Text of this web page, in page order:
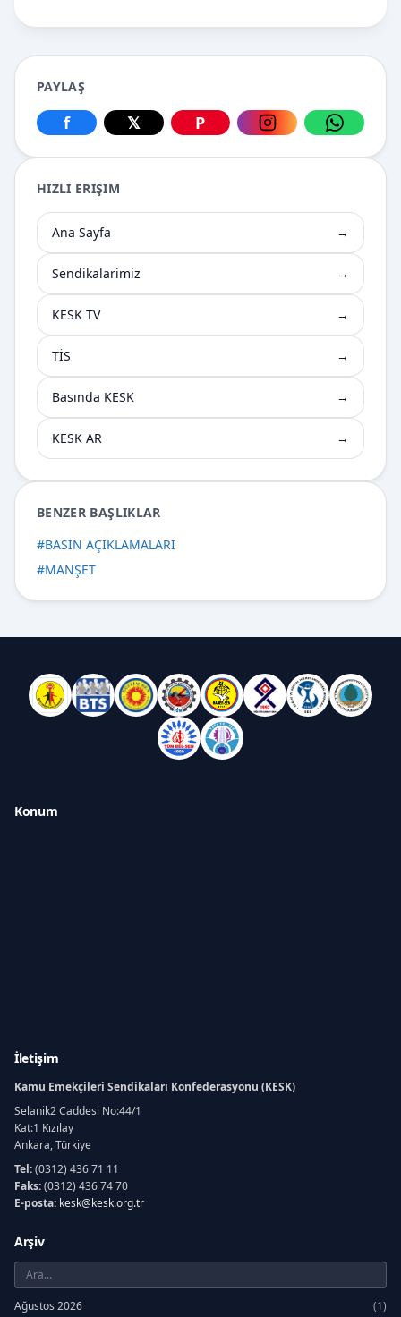
PAYLAŞ
Facebook üzerinden paylaş
f
X üzerinden paylaş
𝕏
Pinterest üzerinden paylaş
P
Instagram
HIZLI ERIŞIM
Ana Sayfa →
Sendikalarimiz →
KESK TV →
TİS →
Basında KESK →
KESK AR →
BENZER BAŞLIKLAR
#BASIN AÇIKLAMALARI
#MANŞET
Konum
İletişim
Kamu Emekçileri Sendikaları Konfederasyonu (KESK)
Selanik2 Caddesi No:44/1
Kat:1 Kızılay
Ankara, Türkiye
Tel:(0312) 436 71 11
Faks:(0312) 436 74 70
E-posta: kesk@kesk.org.tr
Arşiv
Ağustos 2026 (1)